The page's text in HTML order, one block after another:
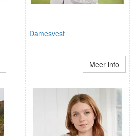
Damesvest
Meer info